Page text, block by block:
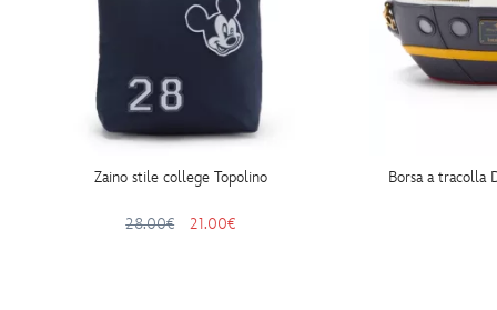
Zaino stile college Topolino
28.00€ 21.00€
Borsa a tracolla